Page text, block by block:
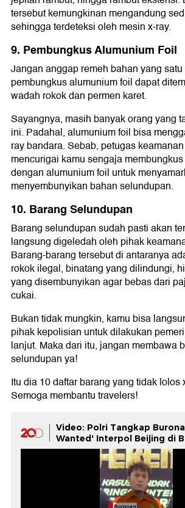
tersebut kemungkinan mengandung
sehingga terdeteksi oleh mesin x-ray.
9. Pembungkus Alumunium Foil
Jangan anggap remeh bahan yang
pembungkus alumunium foil dapat
wadah rokok dan permen karet.
Sayangnya, masih banyak orang yang
ini. Padahal, alumunium foil bisa
ray bandara. Sebab, petugas
mencurigai kamu sengaja
dengan alumunium foil untuk
menyembunyikan bahan selundupan.
10. Barang Selundupan
Barang selundupan sudah pasti akan
langsung digeledah oleh pihak
Barang-barang tersebut di antaranya
rokok ilegal, binatang yang dilindungi,
yang disembunyikan agar bebas dari
cukai.
Bukan tidak mungkin, kamu bisa
pihak kepolisian untuk dilakukan
lanjut. Maka dari itu, jangan membawa
selundupan ya!
Itu dia 10 daftar barang yang tidak lolos
Semoga membantu travelers!
Video: Polri Tangkap
Wanted' Interpol Beijing di